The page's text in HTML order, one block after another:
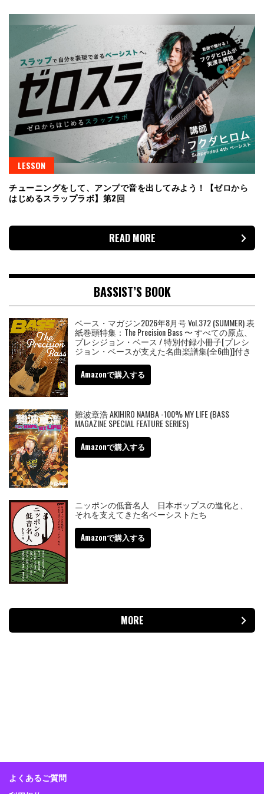
LESSON
チューニングをして、アンプで音を出してみよう！【ゼロから
はじめるスラップラボ】第2回
READ MORE
BASSIST’S BOOK
ベース・マガジン2026年8月号 Vol.372 (SUMMER) 表
紙巻頭特集：The Precision Bass 〜 すべての原点、
プレシジョン・ベース / 特別付録小冊子[プレシ
ジョン・ベースが支えた名曲楽譜集(全6曲)]付き
Amazonで購入する
難波章浩 AKIHIRO NAMBA -100% MY LIFE (BASS
MAGAZINE SPECIAL FEATURE SERIES)
Amazonで購入する
ニッポンの低音名人 日本ポップスの進化と、
それを支えてきた名ベーシストたち
Amazonで購入する
MORE
よくあるご質問